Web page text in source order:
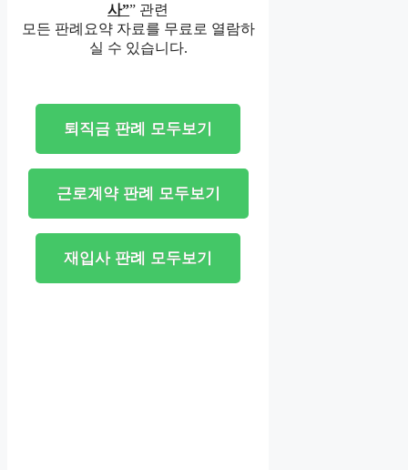
사”” 관련
모든 판례요약 자료를 무료로 열람하
실 수 있습니다.
퇴직금 판례 모두보기
근로계약 판례 모두보기
재입사 판례 모두보기